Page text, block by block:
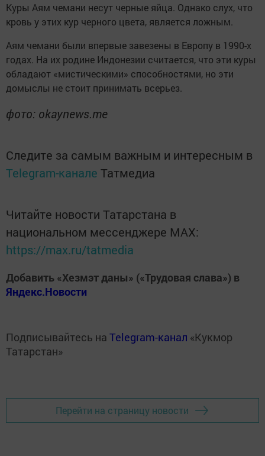
Куры Аям чемани несут черные яйца. Однако слух, что
кровь у этих кур черного цвета, является ложным.
Аям чемани были впервые завезены в Европу в 1990-х
годах. На их родине Индонезии считается, что эти куры
обладают «мистическими» способностями, но эти
домыслы не стоит принимать всерьез.
фото: okaynews.me
Следите за самым важным и интересным в
Telegram-канале Татмедиа
Читайте новости Татарстана в
национальном мессенджере MАХ:
https://max.ru/tatmedia
Добавить «Хезмэт даны» («Трудовая слава») в
Яндекс.Новости
Подписывайтесь на Telegram-канал «Кукмор
Татарстан»
Перейти на страницу новости